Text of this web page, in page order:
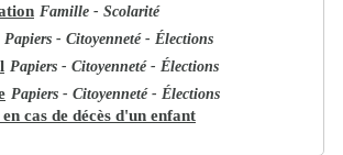
Famille - Scolarité
Papiers - Citoyenneté - Élections
Papiers - Citoyenneté - Élections
Papiers - Citoyenneté - Élections
cas de décès d'un enfant